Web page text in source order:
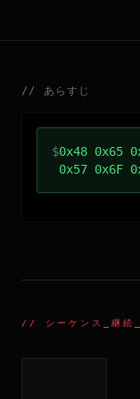
// あらすじ
$0x48 0x65
0x57 0x6F
// シーケンス_継続